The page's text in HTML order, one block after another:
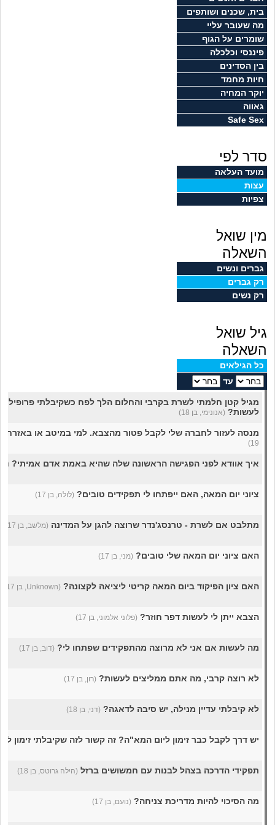
חיות מחמד
יוקר המחיה
גאווה
בית, שכנים ושותפים
מה שעובר עליי
שומרים על הגוף
פיננסי וכלכלה
בין הסדינים
חיות מחמד
יוקר המחיה
גאווה
Safe Sex
סדר לפי
מועד העלאה
עצות
צפיות
מין שואל
השאלה
גברים ונשים
רק גברים
רק נשים
גיל שואל
השאלה
כל הגילאים
עד
לעשות? (אנונימי, בן 18)
מנסה לעזור לחברה שלי לקבל פטור מהצבא. למי במיטב או
19)
איך אוודא לפני הפגישה הראשונה שלה שהיא באמת אדם אמיתי?
ציוני יום המאה, האם ייפתחו לי תפקידים טובים? (לולה, בן 17)
מתלבט אם לשרת - טרנסג'נדר שרוצה להגן על המדינה (מלשב, בן 17)
האם ציוני יום המאה שלי טובים? (מני, בן 17)
האם ציון הפיקוד ביום המאה קריטי ליציאה לקצונה? (Unknown, בן 17)
הצבא ייתן לי לעשות דפר חוזר? (פלוני אלמוני, בן 17)
מה לעשות אם אני לא מרוצה מהתפקידים שפתחו לי? (דוב, בן 17)
לא רוצה קרבי, מה אתם ממליצים לעשות? (רון, בן 17)
לא קיבלתי עדיין מנילה, יש סיבה לדאגה? (דני, בן 18)
יש דרך לקבל כבר זימון ליום המא"ה? זה קשור לזה שקיבלתי זימון
תפקידי הדרכה בצהל לבנות עם חמשושים ברזל (הילה גרוטס, בן 18)
מה הסיכוי להיות מדריכת צניחה? (נועם, בן 17)